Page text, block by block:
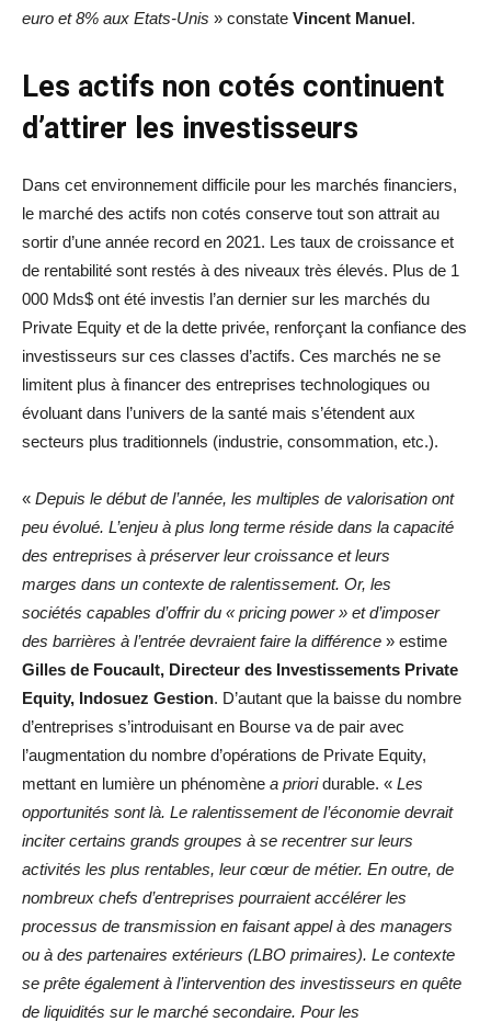
euro et 8% aux Etats-Unis » constate Vincent Manuel.
Les actifs non cotés continuent
d’attirer les investisseurs
Dans cet environnement difficile pour les marchés financiers,
le marché des actifs non cotés conserve tout son attrait au
sortir d’une année record en 2021. Les taux de croissance et
de rentabilité sont restés à des niveaux très élevés. Plus de 1
000 Mds$ ont été investis l’an dernier sur les marchés du
Private Equity et de la dette privée, renforçant la confiance des
investisseurs sur ces classes d’actifs. Ces marchés ne se
limitent plus à financer des entreprises technologiques ou
évoluant dans l’univers de la santé mais s’étendent aux
secteurs plus traditionnels (industrie, consommation, etc.).
« Depuis le début de l’année, les multiples de valorisation ont
peu évolué. L’enjeu à plus long terme réside dans la capacité
des entreprises à préserver leur croissance et leurs
marges dans un contexte de ralentissement. Or, les
sociétés capables d’offrir du « pricing power » et d’imposer
des barrières à l’entrée devraient faire la différence » estime
Gilles de Foucault, Directeur des Investissements Private
Equity, Indosuez Gestion. D’autant que la baisse du nombre
d’entreprises s’introduisant en Bourse va de pair avec
l’augmentation du nombre d’opérations de Private Equity,
mettant en lumière un phénomène a prioridurable. « Les
opportunités sont là. Le ralentissement de l’économie devrait
inciter certains grands groupes à se recentrer sur leurs
activités les plus rentables, leur cœur de métier. En outre, de
nombreux chefs d’entreprises pourraient accélérer les
processus de transmission en faisant appel à des managers
ou à des partenaires extérieurs (LBO primaires). Le contexte
se prête également à l’intervention des investisseurs en quête
de liquidités sur le marché secondaire. Pour les